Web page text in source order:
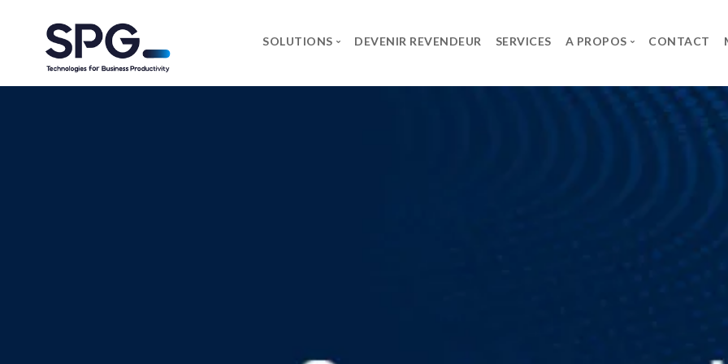
SOLUTIONS DEVENIR REVENDEUR SERVICES A PROPOS CONTACT